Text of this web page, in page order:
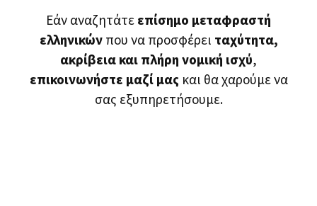
Εάν αναζητάτε επίσημο μεταφραστή
ελληνικώνπου να προσφέρει ταχύτητα,
ακρίβεια και πλήρη νομική ισχύ,
επικοινωνήστε μαζί μας και θα χαρούμε να
σας εξυπηρετήσουμε.